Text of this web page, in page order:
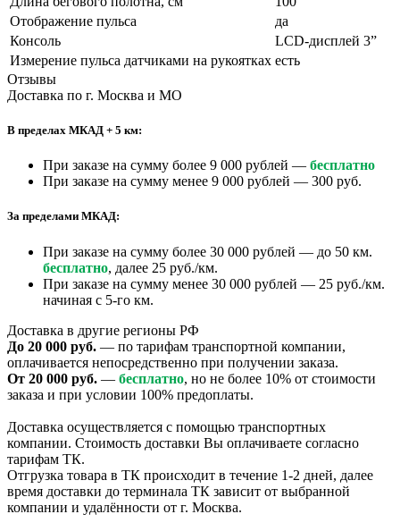
Отображение пульса
да
Консоль
LCD-дисплей 3”
Измерение пульса датчиками на рукоятках есть
Отзывы
Доставка по г. Москва и МО
В пределах МКАД + 5 км:
При заказе на сумму более 9 000 рублей — бесплатно
При заказе на сумму менее 9 000 рублей — 300 руб.
За пределами МКАД:
При заказе на сумму более 30 000 рублей — до 50 км.
бесплатно, далее 25 руб./км.
При заказе на сумму менее 30 000 рублей — 25 руб./км.
начиная с 5-го км.
Доставка в другие регионы РФ
До 20 000 руб. — по тарифам транспортной компании,
оплачивается непосредственно при получении заказа.
От 20 000 руб. — бесплатно, но не более 10% от стоимости
заказа и при условии 100% предоплаты.
Доставка осуществляется с помощью транспортных
компании. Стоимость доставки Вы оплачиваете согласно
тарифам ТК.
Отгрузка товара в ТК происходит в течение 1-2 дней, далее
время доставки до терминала ТК зависит от выбранной
компании и удалённости от г. Москва.